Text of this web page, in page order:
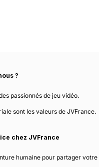
?
passionnés de jeu vidéo.
sont les valeurs de JVFrance.
chez JVFrance
humaine pour partager votre